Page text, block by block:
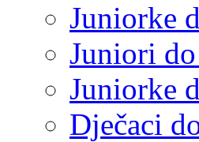
Juniorke
Juniori
Juniorke
Dječaci